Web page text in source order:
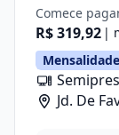
Comece
R$ 319,92 |
Jd. De